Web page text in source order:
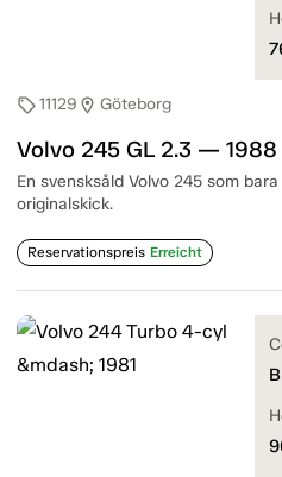
sell11129 location_on Göteborg
Volvo 245 GL 2.3 — 1988
En svensksåld Volvo 245 som
originalskick.
Reservationspreis Erreicht